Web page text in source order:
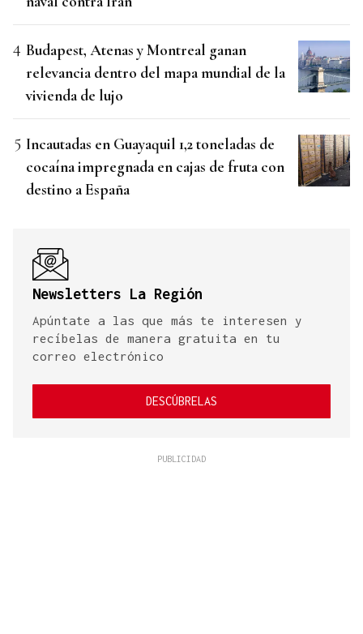
Budapest, Atenas y Montreal ganan
relevancia dentro del mapa mundial de la
vivienda de lujo
Incautadas en Guayaquil 1,2 toneladas de
cocaína impregnada en cajas de fruta con
destino a España
Newsletters La Región
Apúntate a las que más te interesen y
recíbelas de manera gratuita en tu
correo electrónico
DESCÚBRELAS